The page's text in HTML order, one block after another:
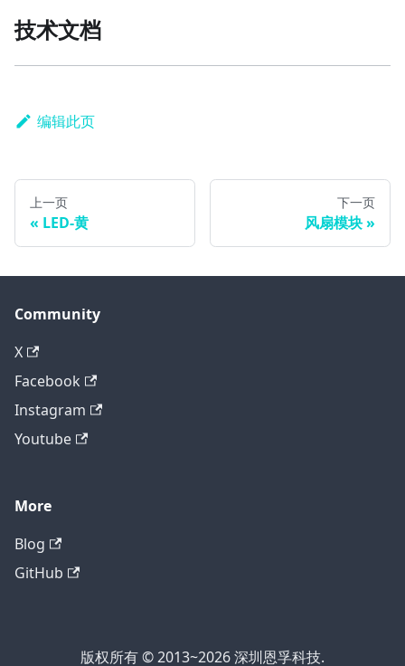
技术文档
编辑此页
上一页
LED-黄
下一页
风扇模块
Community
X
Facebook
Instagram
Youtube
More
Blog
GitHub
版权所有 © 2013~2026 深圳恩孚科技.